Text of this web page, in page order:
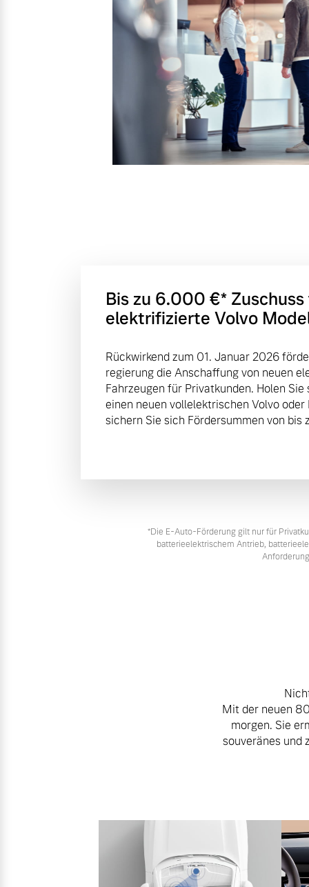
Mehr erfahren
Mehr erfahren
Frühjahrscheck
Entdecken Sie unsere saisonalen
Mehr erfahren
Bis zu 6.000 €⁠* Zuschuss
elektrifizierte Volvo
Rückwirkend zum 01. Januar 2026
regierung die Anschaffung von neuen
Fahrzeugen für Privatkunden. Holen
einen neuen vollelektrischen Volvo
sichern Sie sich Fördersummen von bis
*Die E‑Auto-Förderung gilt nur für
batterieelektrischem Antrieb,
Mit der neuen
morgen. Sie
souveränes und